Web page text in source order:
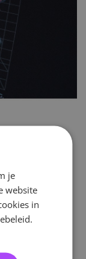
je
website
in